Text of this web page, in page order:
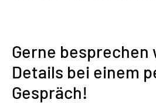
Gerne besprechen
Details bei einem
Gespräch!